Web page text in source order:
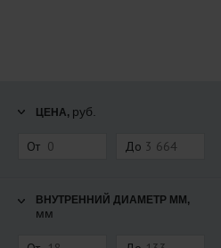
ЦЕНА, руб.
От До
ВНУТРЕННИЙ ДИАМЕТР ММ,
мм